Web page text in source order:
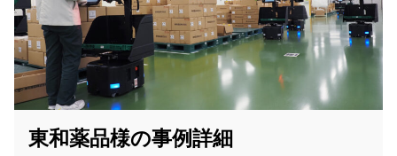
東和薬品様の事例詳細